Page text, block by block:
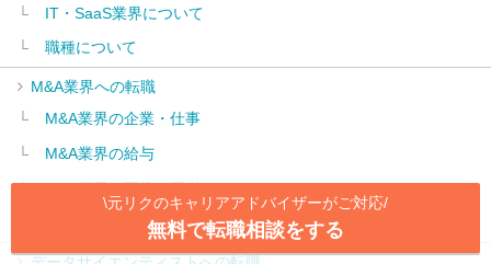
IT・SaaS業界について
職種について
M&A業界への転職
M&A業界の企業・仕事
M&A業界の給与
M&A業界の面接・選考
M&A業界への転職成功インタビュー
\元リクのキャリアアドバイザーがご対応/
無料で転職相談をする